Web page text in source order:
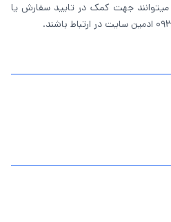
جهت کمک در تایید سفارش یا